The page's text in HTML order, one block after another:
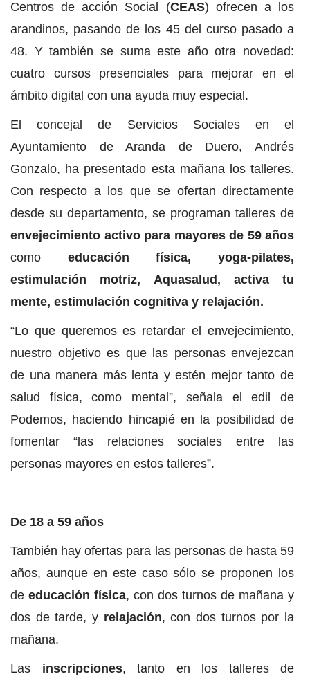
Centros de acción Social (CEAS) ofrecen a los
arandinos, pasando de los 45 del curso pasado a
48. Y también se suma este año otra novedad:
cuatro cursos presenciales para mejorar en el
ámbito digital con una ayuda muy especial.
El concejal de Servicios Sociales en el
Ayuntamiento de Aranda de Duero, Andrés
Gonzalo, ha presentado esta mañana los talleres.
Con respecto a los que se ofertan directamente
desde su departamento, se programan talleres de
envejecimiento activo para mayores de 59 años
como educación física, yoga-pilates,
estimulación motriz, Aquasalud, activa tu
mente, estimulación cognitiva y relajación.
“Lo que queremos es retardar el envejecimiento,
nuestro objetivo es que las personas envejezcan
de una manera más lenta y estén mejor tanto de
salud física, como mental”, señala el edil de
Podemos, haciendo hincapié en la posibilidad de
fomentar “las relaciones sociales entre las
personas mayores en estos talleres”.
De 18 a 59 años
También hay ofertas para las personas de hasta 59
años, aunque en este caso sólo se proponen los
de educación física, con dos turnos de mañana y
dos de tarde, y relajación, con dos turnos por la
mañana.
Las inscripciones, tanto en los talleres de